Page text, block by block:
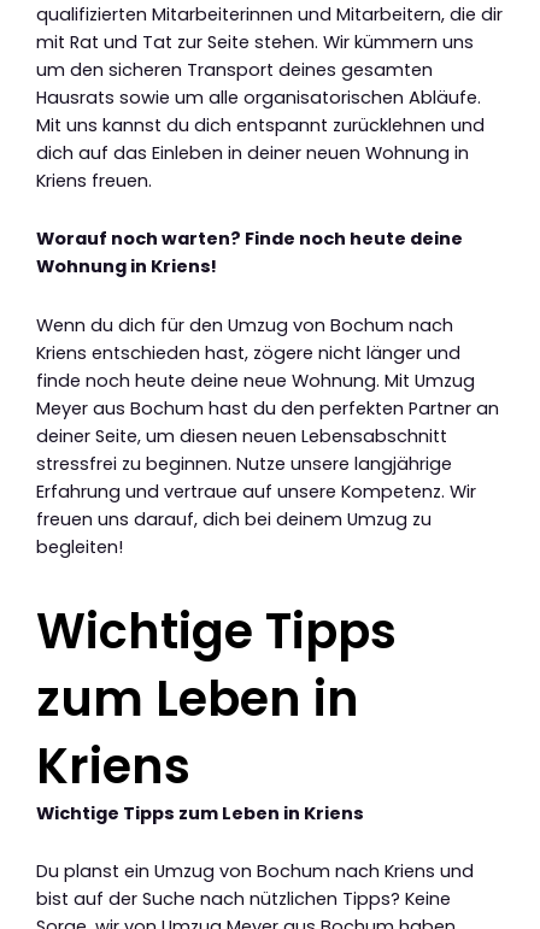
qualifizierten Mitarbeiterinnen und Mitarbeitern, die dir
mit Rat und Tat zur Seite stehen. Wir kümmern uns
um den sicheren Transport deines gesamten
Hausrats sowie um alle organisatorischen Abläufe.
Mit uns kannst du dich entspannt zurücklehnen und
dich auf das Einleben in deiner neuen Wohnung in
Kriens freuen.
Worauf noch warten? Finde noch heute deine
Wohnung in Kriens!
Wenn du dich für den Umzug von Bochum nach
Kriens entschieden hast, zögere nicht länger und
finde noch heute deine neue Wohnung. Mit Umzug
Meyer aus Bochum hast du den perfekten Partner an
deiner Seite, um diesen neuen Lebensabschnitt
stressfrei zu beginnen. Nutze unsere langjährige
Erfahrung und vertraue auf unsere Kompetenz. Wir
freuen uns darauf, dich bei deinem Umzug zu
begleiten!
Wichtige Tipps
zum Leben in
Kriens
Wichtige Tipps zum Leben in Kriens
Du planst ein Umzug von Bochum nach Kriens und
bist auf der Suche nach nützlichen Tipps? Keine